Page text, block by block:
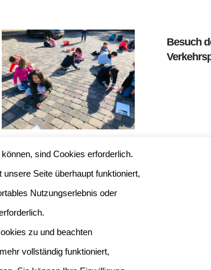
„street schooling“
Besuch
sind Cookies erforderlich.
Seite überhaupt funktioniert,
Nutzungserlebnis oder
zu und beachten
vollständig funktioniert,